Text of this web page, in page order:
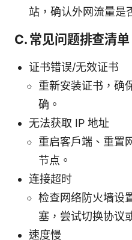
站，确认外网流量是
C. 常见问题排查清单
证书错误/无效证书
重新安装证书，确
确。
无法获取 IP 地址
重启客户端、重置
节点。
连接超时
检查网络防火墙设
塞，尝试切换协议
速度慢